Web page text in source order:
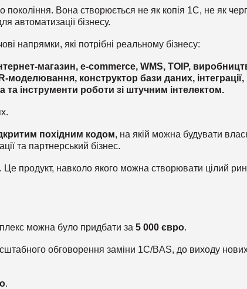
Вона створюється не як копія 1С, не як
автоматизації бізнесу.
напрямки, які потрібні реальному бізнесу:
магазин, e-commerce, WMS, ТОІР,
конструктор бази даних, інтеграції,
інструменти роботи зі штучним інтелектом.
похідним кодом, на якій можна будувати
та партнерський бізнес.
Це продукт, навколо якого можна створювати цілий
можна було придбати за 5 000 євро.
обговорення заміни 1С/BAS, до виходу
.